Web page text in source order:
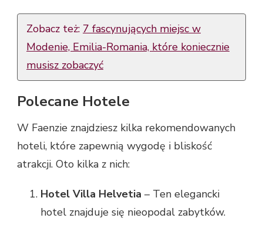
Zobacz też: 7 fascynujących miejsc w
Modenie, Emilia-Romania, które koniecznie
musisz zobaczyć
Polecane Hotele
W Faenzie znajdziesz kilka rekomendowanych
hoteli, które zapewnią wygodę i bliskość
atrakcji. Oto kilka z nich:
Hotel Villa Helvetia – Ten elegancki
hotel znajduje się nieopodal zabytków.